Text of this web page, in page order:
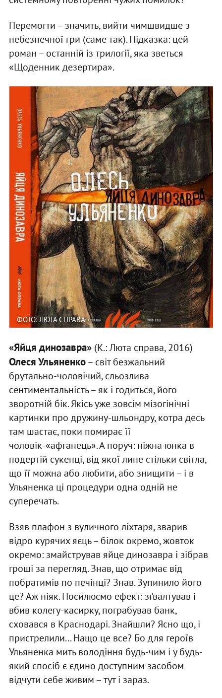
Перемогти – значить, вийти чимшвидше з
небезпечної гри (саме так). Підказка: цей
роман – останній із трилогії, яка зветься
«Щоденник дезертира».
ФОТО: ЛЮТА СПРАВА
«Яйця динозавра»(К.: Люта справа, 2016)
Олеся Ульяненко– світ безжальний
брутально-чоловічий, сльозлива
сентиментальність – як і годиться, його
зворотній бік. Якісь уже зовсім мізогінічні
картинки про дружину-шльондру, котра десь
там шастає, поки помирає її
чоловік-«афганець». А поруч: ніжна юнка в
подертій сукенці, від якої лине стільки світла,
що її можна або любити, або знищити – і в
Ульяненка ці процедури одна одній не
суперечать.
Взяв плафон з вуличного ліхтаря, зварив
відро курячих яєць – білок окремо, жовток
окремо: змайстрував яйце динозавра і зібрав
гроші за перегляд. Знав, що отримає від
побратимів по печінці? Знав. Зупинило його
це? Аж ніяк. Посилюємо ефект: зґвалтував і
вбив колегу-касирку, пограбував банк,
сховався в Краснодарі. Знайшли? Ясно що, і
пристрелили... Нащо це все? Бо для героїв
Ульяненка мить володіння будь-чим і у будь-
який спосіб є єдино доступним засобом
відчути себе живим – тут і зараз.